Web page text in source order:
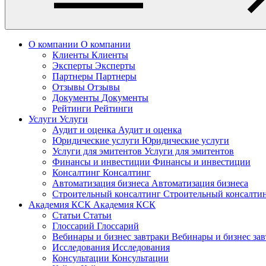
О компании О компании
Клиенты Клиенты
Эксперты Эксперты
Партнеры Партнеры
Отзывы Отзывы
Документы Документы
Рейтинги Рейтинги
Услуги Услуги
Аудит и оценка Аудит и оценка
Юридические услуги Юридические услуги
Услуги для эмитентов Услуги для эмитентов
Финансы и инвестиции Финансы и инвестиции
Консалтинг Консалтинг
Автоматизация бизнеса Автоматизация бизнеса
Строительный консалтинг Строительный
Академия КСК Академия КСК
Статьи Статьи
Глоссарий Глоссарий
Вебинары и бизнес завтраки Вебинары и бизнес
Исследования Исследования
Консультации Консультации